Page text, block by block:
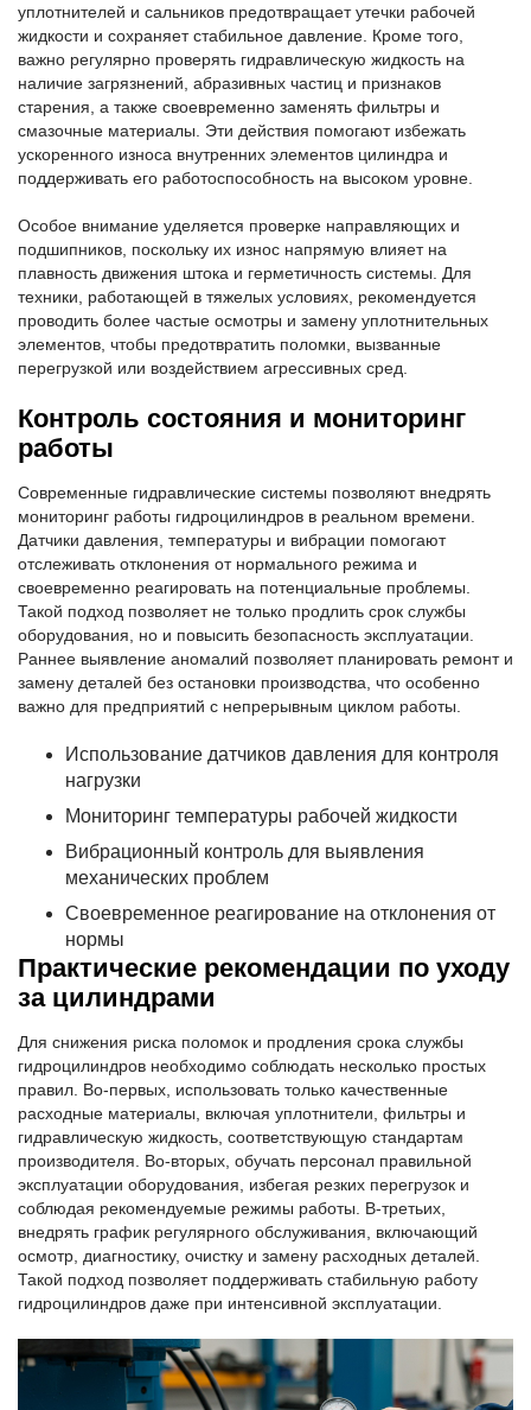
уплотнителей и сальников предотвращает утечки рабочей
жидкости и сохраняет стабильное давление. Кроме того,
важно регулярно проверять гидравлическую жидкость на
наличие загрязнений, абразивных частиц и признаков
старения, а также своевременно заменять фильтры и
смазочные материалы. Эти действия помогают избежать
ускоренного износа внутренних элементов цилиндра и
поддерживать его работоспособность на высоком уровне.
Особое внимание уделяется проверке направляющих и
подшипников, поскольку их износ напрямую влияет на
плавность движения штока и герметичность системы. Для
техники, работающей в тяжелых условиях, рекомендуется
проводить более частые осмотры и замену уплотнительных
элементов, чтобы предотвратить поломки, вызванные
перегрузкой или воздействием агрессивных сред.
Контроль состояния и мониторинг
работы
Современные гидравлические системы позволяют внедрять
мониторинг работы гидроцилиндров в реальном времени.
Датчики давления, температуры и вибрации помогают
отслеживать отклонения от нормального режима и
своевременно реагировать на потенциальные проблемы.
Такой подход позволяет не только продлить срок службы
оборудования, но и повысить безопасность эксплуатации.
Раннее выявление аномалий позволяет планировать ремонт и
замену деталей без остановки производства, что особенно
важно для предприятий с непрерывным циклом работы.
Использование датчиков давления для контроля
нагрузки
Мониторинг температуры рабочей жидкости
Вибрационный контроль для выявления
механических проблем
Своевременное реагирование на отклонения от
нормы
Практические рекомендации по уходу
за цилиндрами
Для снижения риска поломок и продления срока службы
гидроцилиндров необходимо соблюдать несколько простых
правил. Во-первых, использовать только качественные
расходные материалы, включая уплотнители, фильтры и
гидравлическую жидкость, соответствующую стандартам
производителя. Во-вторых, обучать персонал правильной
эксплуатации оборудования, избегая резких перегрузок и
соблюдая рекомендуемые режимы работы. В-третьих,
внедрять график регулярного обслуживания, включающий
осмотр, диагностику, очистку и замену расходных деталей.
Такой подход позволяет поддерживать стабильную работу
гидроцилиндров даже при интенсивной эксплуатации.